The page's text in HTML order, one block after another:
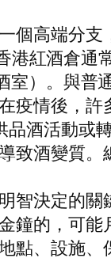
個高端分
紅酒倉
）。與
疫情後，
酒活動或
致酒變質
智決定的
鐘的，可
點、設施